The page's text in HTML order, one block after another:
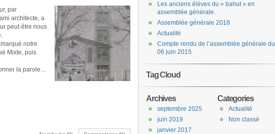
par
architecte, a
peut-être nous
notre
Mixte, puis
la parole…
Les anciens élèves du « bahut » en
assemblée générale.
Assemblée générale 2018
Actualité
Compte rendu de l’assemblée générale du
06 juin 2015
Tag Cloud
Categories
Actualité
Non classé
Archives
septembre 2025
juin 2019
janvier 2017